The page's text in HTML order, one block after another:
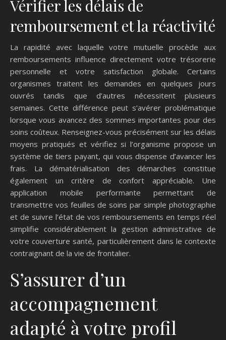
Vérifier les délais de
remboursement et la réactivité
La rapidité avec laquelle votre mutuelle procède aux
remboursements influence directement votre trésorerie
personnelle et votre satisfaction globale. Certains
organismes traitent les demandes en quelques jours
ouvrés tandis que d’autres nécessitent plusieurs
semaines. Cette différence peut s’avérer problématique
lorsque vous avancez des sommes importantes pour des
soins coûteux. Renseignez-vous précisément sur les délais
moyens pratiqués et vérifiez si l’organisme propose un
système de tiers payant, qui vous dispense d’avancer les
frais. La dématérialisation des démarches constitue
également un critère de confort appréciable. Une
application mobile performante permettant de
transmettre vos feuilles de soins par simple photographie
et de suivre l’état de vos remboursements en temps réel
simplifie considérablement la gestion administrative de
votre couverture santé, particulièrement dans le contexte
contraignant de la vie de frontalier.
S’assurer d’un
accompagnement
adapté à votre profil